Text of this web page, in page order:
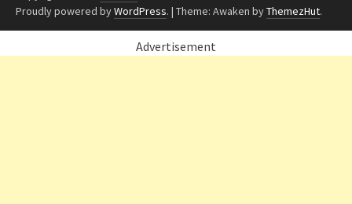
Proudly powered byWordPress. | Theme: Awaken byThemezHut.
Advertisement